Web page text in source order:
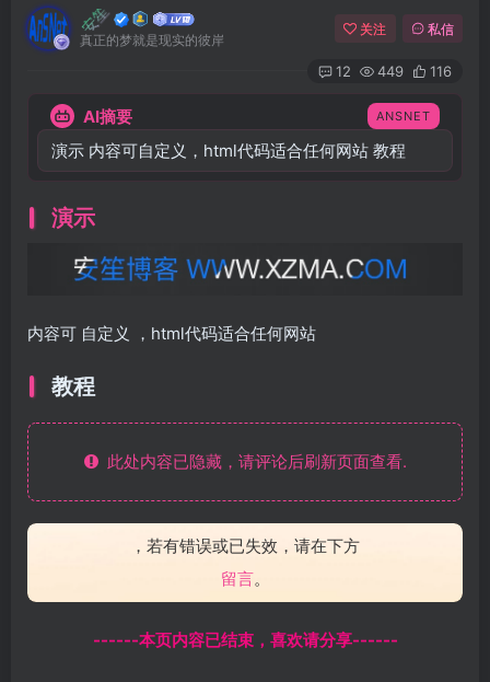
安笙
真正的梦就是现实的彼岸
关注 私信
12 449 116
AI摘要 ANSNET
演示 内容可自定义，html代码适合任何网站 教程
演示
内容可 自定义 ，html代码适合任何网站
教程
此处内容已隐藏，请评论后刷新页面查看.
，若有错误或已失效，请在下方
留言。
------本页内容已结束，喜欢请分享------